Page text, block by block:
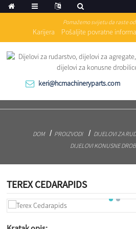
Pomažemo svijetu da raste od
Karijera Pošaljite povratne
keri@hcmachineryparts.com
DOM PROIZVODI
DIJELOVI ZA
DIJELOVI KONUSNE
TEREX CEDARAPIDS